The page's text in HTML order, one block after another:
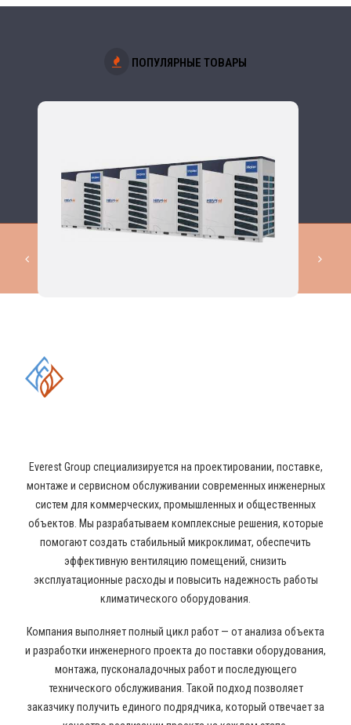
ПОПУЛЯРНЫЕ ТОВАРЫ
Everest Group специализируется на проектировании, поставке,
монтаже и сервисном обслуживании современных инженерных
систем для коммерческих, промышленных и общественных
объектов. Мы разрабатываем комплексные решения, которые
помогают создать стабильный микроклимат, обеспечить
эффективную вентиляцию помещений, снизить
эксплуатационные расходы и повысить надежность работы
климатического оборудования.
Компания выполняет полный цикл работ — от анализа объекта
и разработки инженерного проекта до поставки оборудования,
монтажа, пусконаладочных работ и последующего
технического обслуживания. Такой подход позволяет
заказчику получить единого подрядчика, который отвечает за